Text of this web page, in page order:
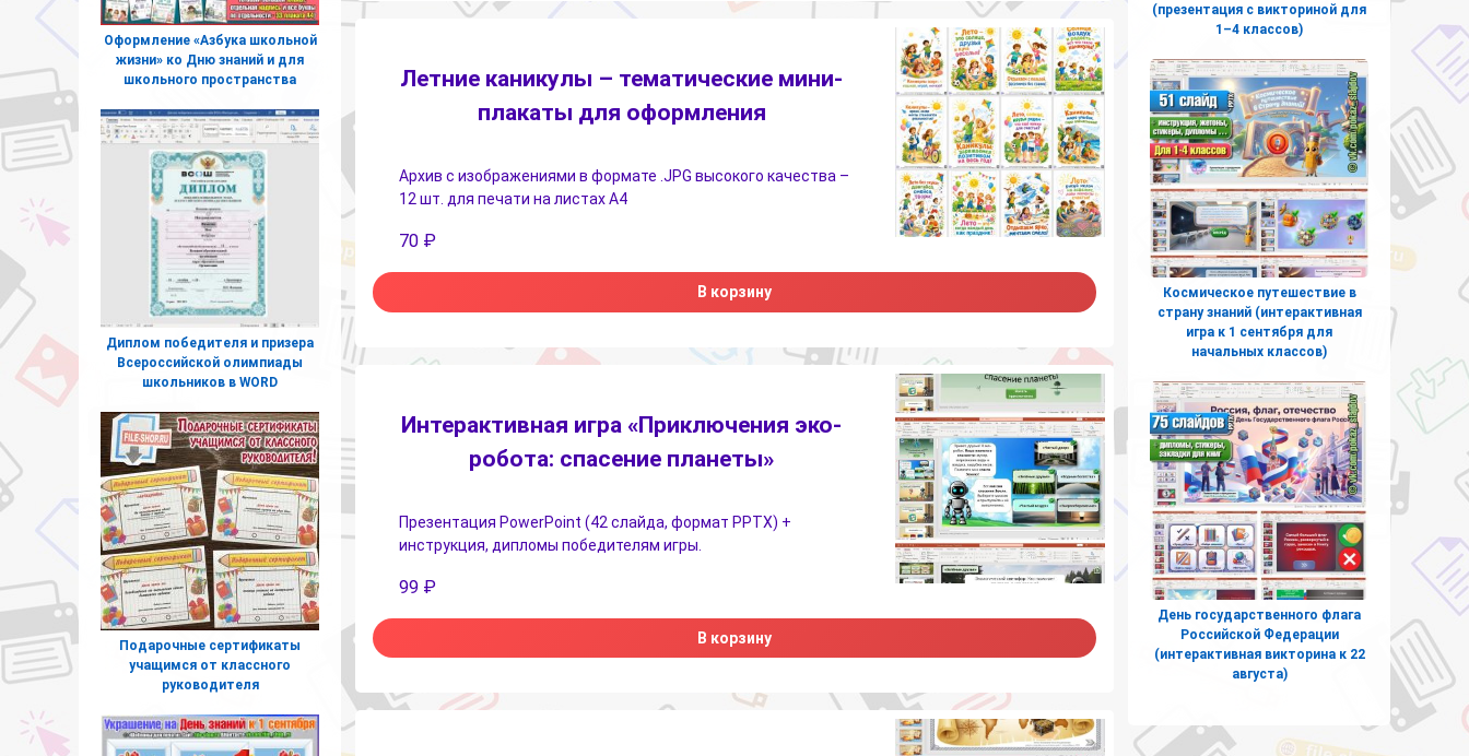
Летние каникулы – тематические мини-
плакаты для оформления
Архив с изображениями в формате .JPG высокого качества –
12 шт. для печати на листах А4
70 ₽
В корзину
Интерактивная игра «Приключения эко-
робота: спасение планеты»
Презентация PowerPoint (42 слайда, формат PPTX) +
инструкция, дипломы победителям игры.
99 ₽
В корзину
Оформление «Азбука школьной
жизни» ко Дню знаний и для
школьного пространства
Диплом победителя и призера
Всероссийской олимпиады
школьников в WORD
Подарочные сертификаты
учащимся от классного
руководителя
(презентация с викториной для
1–4 классов)
Космическое путешествие в
страну знаний (интерактивная
игра к 1 сентября для
начальных классов)
День государственного флага
Российской Федерации
(интерактивная викторина к 22
августа)